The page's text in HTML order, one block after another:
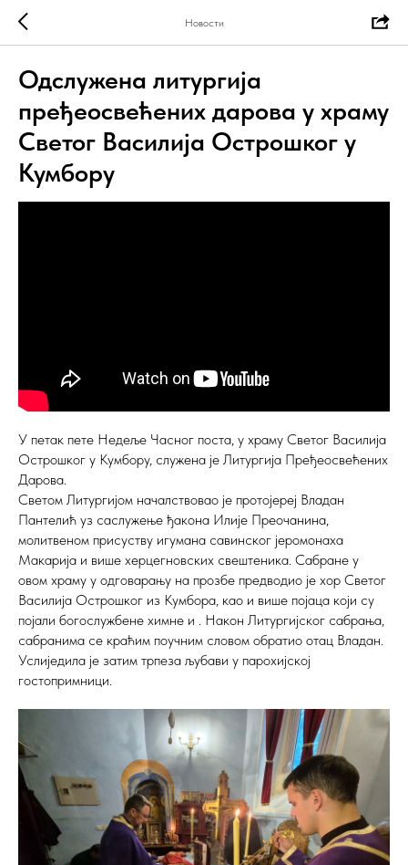
Новости
Одслужена литургија
пређеосвећених дарова у храму
Светог Василија Острошког у
Кумбору
У петак пете Недеље Часног поста, у храму Светог Василија
Острошког у Кумбору, служена је Литургија Пређеосвећених
Дарова.
Светом Литургијом началствовао је протојереј Владан
Пантелић уз саслужење ђакона Илије Преочанина,
молитвеном присуству игумана савинског јеромонаха
Макарија и више херцегновских свештеника. Сабране у
овом храму у одговарању на прозбе предводио је хор Светог
Василија Острошког из Кумбора, као и више појаца који су
појали богослужбене химне и . Након Литургијског сабрања,
сабранима се краћим поучним словом обратио отац Владан.
Услиједила је затим трпеза љубави у парохијској
гостопримници.